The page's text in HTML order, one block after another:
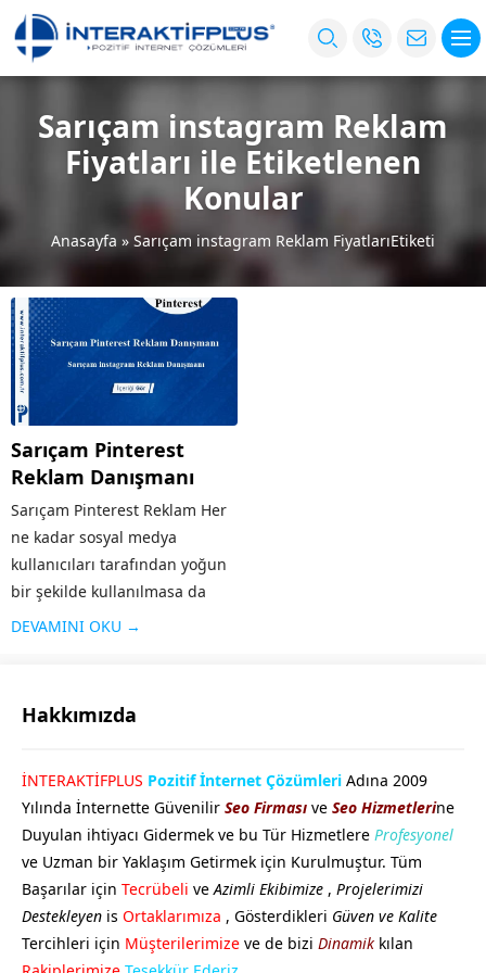
Sarıçam instagram Reklam
Fiyatları ile Etiketlenen
Konular
Anasayfa » Sarıçam instagram Reklam FiyatlarıEtiketi
Sarıçam Pinterest
Reklam Danışmanı
Sarıçam Pinterest Reklam Her
ne kadar sosyal medya
kullanıcıları tarafından yoğun
bir şekilde kullanılmasa da
özellikle grafik / görsel
çıkaracaktır. Özellikle
DEVAMINI OKU →
Hakkımızda
İNTERAKTİFPLUS Pozitif İnternet Çözümleri Adına 2009
Yılında İnternette Güvenilir Seo Firması ve Seo Hizmetlerine
Duyulan ihtiyacı Gidermek ve bu Tür Hizmetlere Profesyonel
ve Uzman bir Yaklaşım Getirmek için Kurulmuştur. Tüm
Başarılar için Tecrübeli ve Azimli Ekibimize , Projelerimizi
Destekleyen is Ortaklarımıza , Gösterdikleri Güven ve Kalite
Tercihleri için Müşterilerimize ve de bizi Dinamik kılan
GÖKHAN GÖKMEN